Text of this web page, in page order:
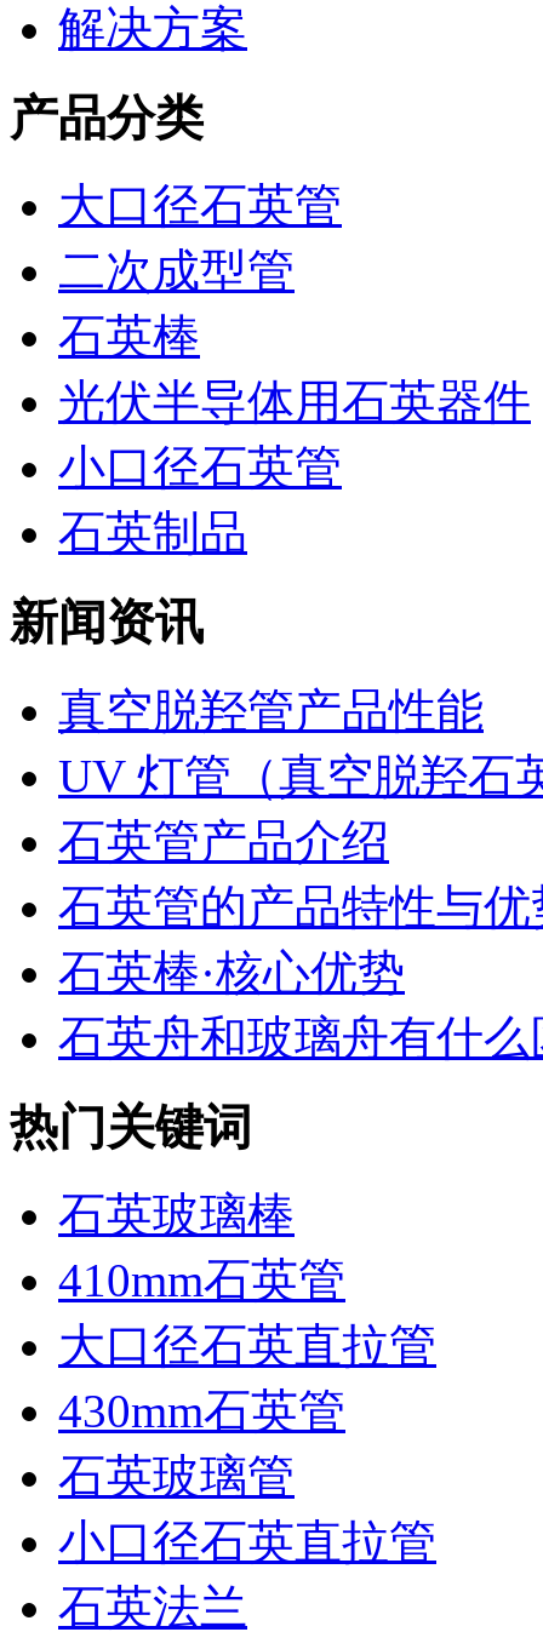
解决方案
产品分类
大口径石英管
二次成型管
石英棒
光伏半导体用石英器件
小口径石英管
石英制品
新闻资讯
真空脱羟管产品性能
UV 灯管（真空脱羟石
石英管产品介绍
石英管的产品特性与优
石英棒·核心优势
石英舟和玻璃舟有什么
热门关键词
石英玻璃棒
410mm石英管
大口径石英直拉管
430mm石英管
石英玻璃管
小口径石英直拉管
石英法兰